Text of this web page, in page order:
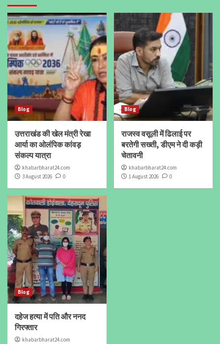
Blog
उत्तराखंड की खेल मंत्री रेखा
आर्या का ओलंपिक कांवड़
संकल्प यात्रा
khabarbharat24.com
3 August 2026
0
Blog
राजस्व वसूली में ढिलाई पर
बरतेगी सख्ती, डीएम ने दी कड़ी
चेतावनी
khabarbharat24.com
1 August 2026
0
Blog
दहेज हत्या में पति और ननद
गिरफ्तार
khabarbharat24.com